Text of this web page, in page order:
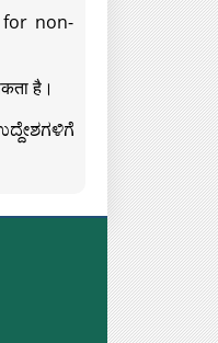
for non-
है।